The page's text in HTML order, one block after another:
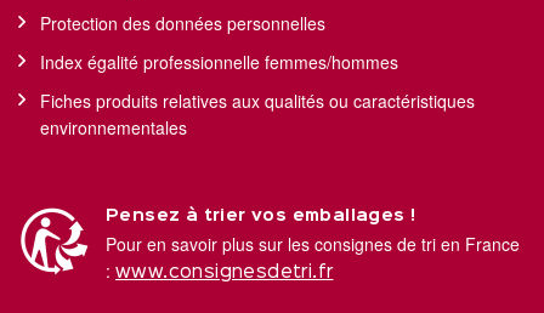
Protection des données personnelles
Index égalité professionnelle femmes/hommes
Fiches produits relatives aux qualités ou caractéristiques
environnementales
Pensez à trier vos emballages !
Pour en savoir plus sur les consignes de tri en France
: www.consignesdetri.fr